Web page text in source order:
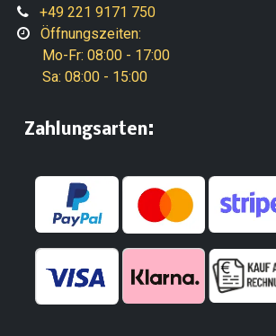
+49 221 9171 750
Öffnungszeiten:
Mo-Fr: 08:00 - 17:00
Sa: 08:00 - 15:00
​Zahlungsarten: